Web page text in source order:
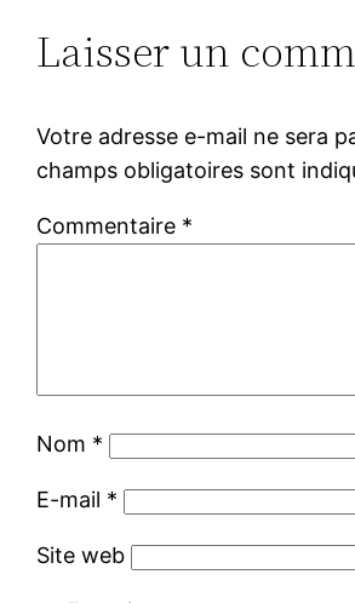
Laisser un
Votre adresse e-mail ne sera
champs obligatoires sont
Commentaire *
Nom *
E-mail *
Site web